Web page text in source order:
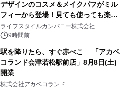
デザインのコスメ＆メイクパフがミル
フィーから登場！見ても使っても楽し
い、ポップでキュートなコレクショ
ン。
ライフスタイルカンパニー株式会社
9時間前
駅を降りたら、すぐ赤べこ 「アカベ
コランド会津若松駅前店」8月8日(土)
開業
株式会社アカベコランド